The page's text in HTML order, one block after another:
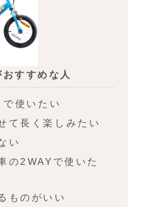
すすめな人
使いたい
て長く楽しみたい
い
の2WAYで使いた
ものがいい